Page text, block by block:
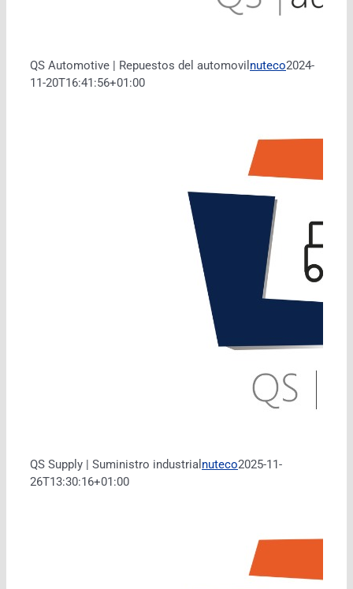
QS Automotive | Repuestos del automovil nuteco2024-
11-20T16:41:56+01:00
QS Supply | Suministro industrial nuteco2025-11-
26T13:30:16+01:00